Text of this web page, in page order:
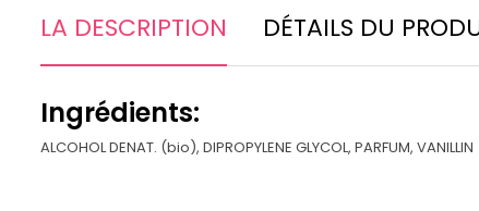
LA DESCRIPTION DÉTAILS DU
Ingrédients:
ALCOHOL DENAT. (bio), DIPROPYLENE GLYCOL, PARFUM, VANILLIN